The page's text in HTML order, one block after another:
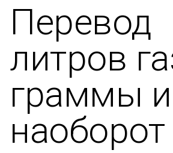
Перевод
литров
граммы и
наоборот